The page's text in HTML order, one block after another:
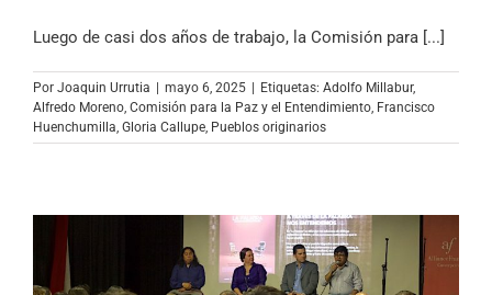
Luego de casi dos años de trabajo, la Comisión para [...]
Por Joaquin Urrutia | mayo 6, 2025 | Etiquetas: Adolfo Millabur,
Alfredo Moreno Comisión para la Paz y el Entendimiento Francisco
Huenchumilla Gloria Callupe Pueblos originarios